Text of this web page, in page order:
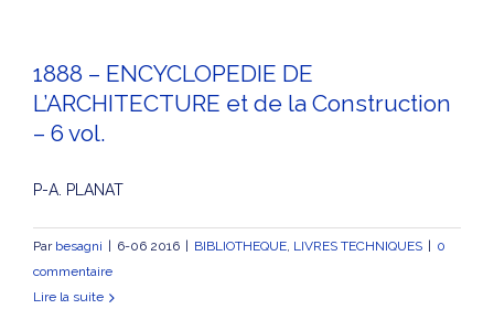
1888 – ENCYCLOPEDIE DE
L’ARCHITECTURE et de la Construction
– 6 vol.
P-A. PLANAT
Par besagni 6-06 2016 BIBLIOTHEQUE, LIVRES TECHNIQUES
0
commentaire
Lire la suite